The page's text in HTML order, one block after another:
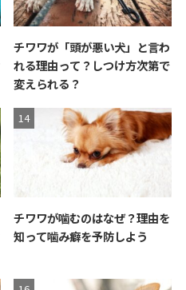
チワワが「頭が悪い犬」と言わ
れる理由って？しつけ方次第で
変えられる？
チワワが噛むのはなぜ？理由を
知って噛み癖を予防しよう